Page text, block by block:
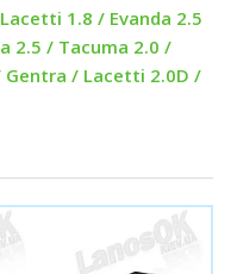
1.8 / Evanda 2.5
2.5 / Tacuma 2.0 /
Gentra / Lacetti 2.0D /